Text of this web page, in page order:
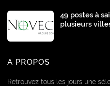
49 postes à
plusieurs
A PROPOS
Retrouvez tous les jours une